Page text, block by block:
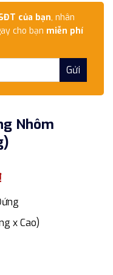
của bạn, nhân
cho bạn miễn phí
Nhôm
Giá
hiện
tại
là:x Cao)